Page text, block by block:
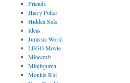
Friends
Harry Potter
Hidden Side
Ideas
Jurassic World
LEGO Movie
Minecraft
Minifiguren
Monkie Kid